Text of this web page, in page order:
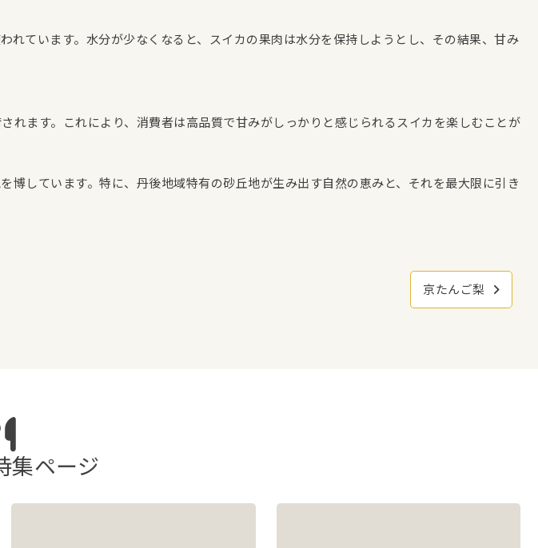
ています。水分が少なくなると、スイカの果肉は水分を保持しようとし、その結果、甘み
ます。これにより、消費者は高品質で甘みがしっかりと感じられるスイカを楽しむことが
しています。特に、丹後地域特有の砂丘地が生み出す自然の恵みと、それを最大限に引き
京たんご梨
集ページ